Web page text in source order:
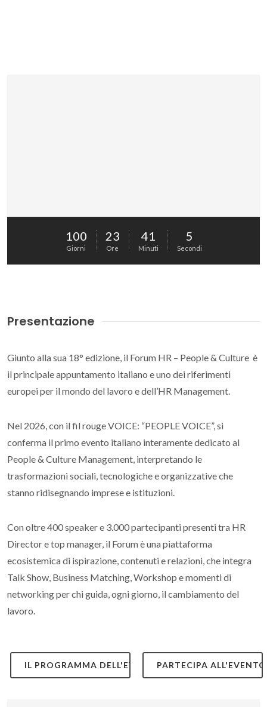
Per visualizzare YouTube devi accettare i cookie
multimediali.
100
Giorni
23
Ore
41
Minuti
5
Secondi
Presentazione
Giunto alla sua 18° edizione, il Forum HR – People & Culture è
il principale appuntamento italiano e uno dei riferimenti
europei per il mondo del lavoro e dell’HR Management.
Nel 2026, con il fil rouge VOICE: “PEOPLE VOICE”, si
conferma il primo evento italiano interamente dedicato al
People & Culture Management, interpretando le
trasformazioni sociali, tecnologiche e organizzative che
stanno ridisegnando imprese e istituzioni.
Con oltre 400 speaker e 3.000 partecipanti presenti tra HR
Director e top manager, il Forum è una piattaforma
ecosistemica di ispirazione, contenuti e relazioni, che integra
Talk Show, Business Matching, Workshop e momenti di
networking per chi guida, ogni giorno, il cambiamento del
lavoro.
IL PROGRAMMA DELL'EVENTOPARTECIPA ALL'EVENTO